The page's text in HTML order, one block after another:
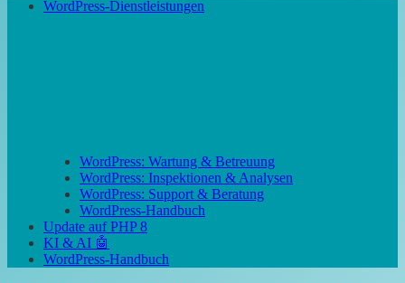
WordPress-Dienstleistungen
WordPress: Wartung & Betreuung
WordPress: Inspektionen & Analysen
WordPress: Support & Beratung
WordPress-Handbuch
Update auf PHP 8
KI & AI 🤖
WordPress-Handbuch